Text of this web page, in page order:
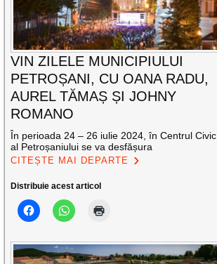
VIN ZILELE MUNICIPIULUI
PETROȘANI, CU OANA RADU,
AUREL TĂMAȘ ȘI JOHNY
ROMANO
În perioada 24 – 26 iulie 2024, în Centrul Civic
al Petroșaniului se va desfășura
CITEȘTE MAI DEPARTE
Distribuie acest articol